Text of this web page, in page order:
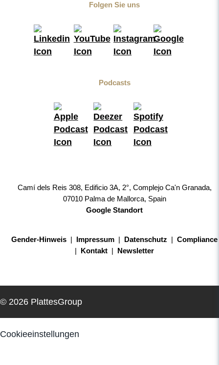
Folgen Sie uns
Podcasts
Camí dels Reis 308, Edificio 3A, 2°, Complejo Ca'n Granada,
07010 Palma de Mallorca, Spain
Google Standort
Gender-Hinweis | Impressum | Datenschutz | Compliance
| Kontakt | Newsletter
© 2026 PlattesGroup
Cookieeinstellungen